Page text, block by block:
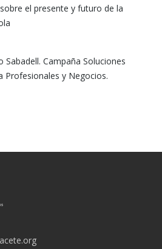
el presente y futuro de la
Sabadell. Campaña Soluciones
Profesionales y Negocios.